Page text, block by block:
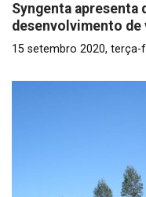
Syngenta apresenta
desenvolvimento
15 setembro 2020, terça-